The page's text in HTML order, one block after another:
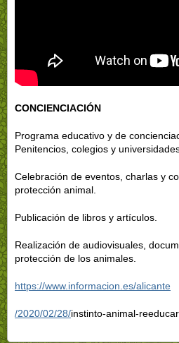
CONCIENCIACIÓN
Programa educativo y de
Penitencios, colegios y
Celebración de eventos, charlas y
protección animal.
Publicación de libros y artículos.
Realización de audiovisuales,
protección de los animales.
https://www.informacion.es/alicante
/2020/02/28/instinto-animal-